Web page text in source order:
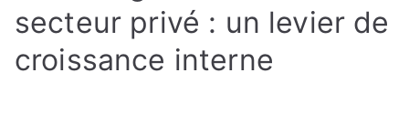
secteur privé : un levier de
croissance interne